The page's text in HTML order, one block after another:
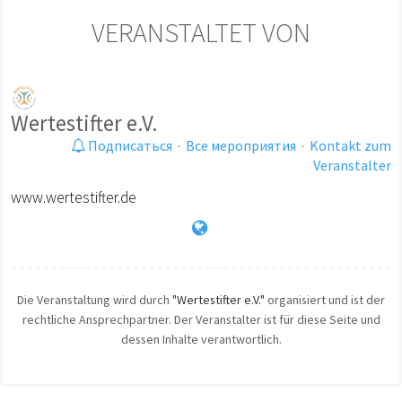
VERANSTALTET VON
Wertestifter e.V.
Подписаться · Все мероприятия · Kontakt zum
Veranstalter
www.wertestifter.de
Die Veranstaltung wird durch "Wertestifter e.V." organisiert und ist der
rechtliche Ansprechpartner. Der Veranstalter ist für diese Seite und
dessen Inhalte verantwortlich.